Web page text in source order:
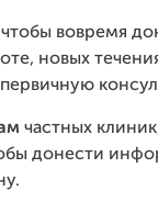
вовремя
новых
частных
донести